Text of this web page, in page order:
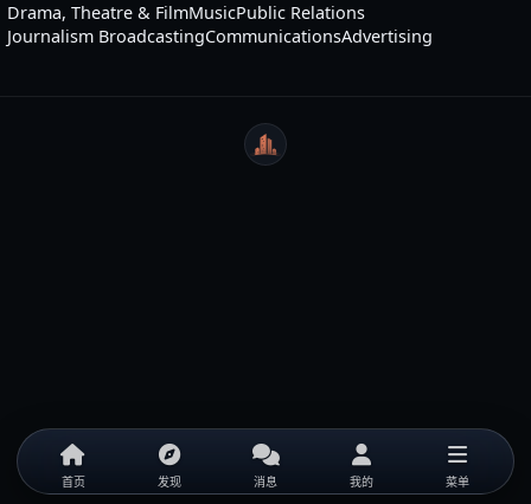
Drama, Theatre & FilmMusicPublic Relations
Journalism BroadcastingCommunicationsAdvertising
WeiCity
首页 发现 消息 我的 菜单